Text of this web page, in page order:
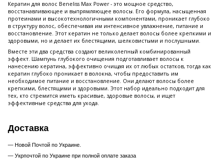
Кератин для волос Beneliss Max Power - это мощное средство,
восстанавливающее и выпрямляющее волосы. Его формула, насыщенная
протеинами и высокотехнологичными компонентами, проникает глубоко
в структуру волос, обеспечивая им интенсивное увлажнение, питание и
восстановление. Этот кератин не только делает волосы более крепкими и
здоровыми, но и делает их блестящими, шелковистыми и послушными.
Вместе эти два средства создают великолепный комбинированный
эффект. Шампунь глубокого очищения подготавливает волосы к
нанесению кератина, эффективно очищая их от любых остатков, тогда как
кератин глубоко проникает в волокна, чтобы предоставить им
необходимое питание и восстановление. Они делают волосы более
крепкими, блестящими и здоровыми. Этот набор идеально подходит для
тех, кто стремится иметь красивые, здоровые волосы, и ищет
эффективные средства для ухода.
Доставка
— Новой Почтой по Украине.
— Укрпочтой по Украине при полной оплате заказа